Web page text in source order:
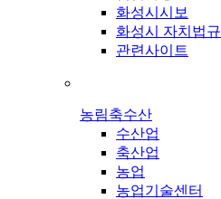
화성시시보
화성시 자치법규
관련사이트
농림축수산
수산업
축산업
농업
농업기술센터